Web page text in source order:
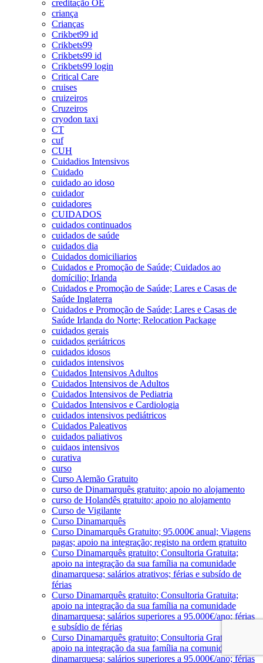
creditação OE
criança
Crianças
Crikbet99 id
Crikbets99
Crikbets99 id
Crikbets99 login
Critical Care
cruises
cruizeiros
Cruzeiros
cryodon taxi
CT
cuf
CUH
Cuidadios Intensivos
Cuidado
cuidado ao idoso
cuidador
cuidadores
CUIDADOS
cuidados continuados
cuidados de saúde
cuidados dia
Cuidados domiciliarios
Cuidados e Promoção de Saúde; Cuidados ao
domícilio; Irlanda
Cuidados e Promoção de Saúde; Lares e Casas de
Saúde Inglaterra
Cuidados e Promoção de Saúde; Lares e Casas de
Saúde Irlanda do Norte; Relocation Package
cuidados gerais
cuidados geriátricos
cuidados idosos
cuidados intensivos
Cuidados Intensivos Adultos
Cuidados Intensivos de Adultos
Cuidados Intensivos de Pediatria
Cuidados Intensivos e Cardiologia
cuidados intensivos pediátricos
Cuidados Paleativos
cuidados paliativos
cuidaos intensivos
curativa
curso
Curso Alemão Gratuito
curso de Dinamarquês gratuito; apoio no alojamento
curso de Holandês gratuito; apoio no alojamento
Curso de Vigilante
Curso Dinamarquês
Curso Dinamarquês Gratuito; 95.000€ anual; Viagens
pagas; apoio na integração; registo na ordem gratuito
Curso Dinamarquês gratuito; Consultoria Gratuita;
apoio na integração da sua família na comunidade
dinamarquesa; salários atrativos; férias e subsído de
férias
Curso Dinamarquês gratuito; Consultoria Gratuita;
apoio na integração da sua família na comunidade
dinamarquesa; salários superiores a 95.000€/ano; férias
e subsídio de férias
Curso Dinamarquês gratuito; Consultoria Gratuita;
apoio na integração da sua família na comunidade
dinamarquesa; salários superiores a 95.000€/ano; férias